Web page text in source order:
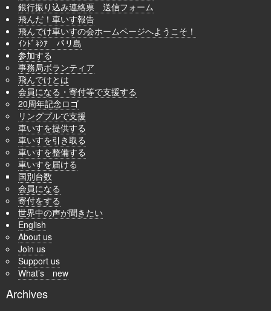
銀行振り込み連絡票 送信フォーム
飛んだ！車いす報告
飛んでけ車いすの会ホームページへようこそ！
ｲﾝﾄﾞﾈｼｱ バリ島
参加する
事務局ボランティア
飛んでけとは
会員になる・寄付等で支援する
20周年記念ロゴ
リングプルで支援
車いすを提供する
車いすを引き取る
車いすを整備する
車いすを届ける
国別台数
会員になる
寄付をする
世界中の声が聞きたい
English
About us
Join us
Support us
What’s new
Archives